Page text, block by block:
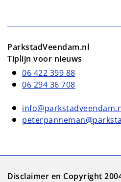
ParkstadVeendam.nl
Tiplijn voor nieuws
06 422 399 88
06 294 36 708
Disclaimer en Copyright